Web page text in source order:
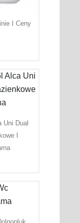
I Ceny
Uni Dual
I